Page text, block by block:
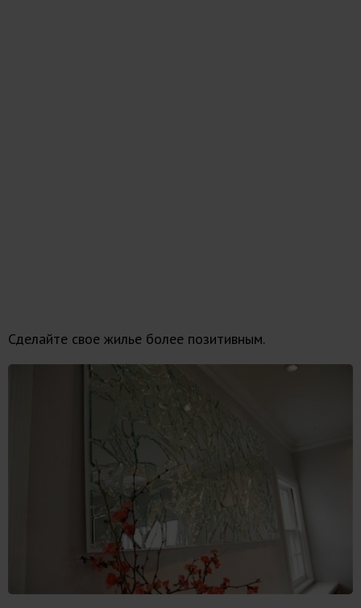
Сделайте свое жилье более позитивным.